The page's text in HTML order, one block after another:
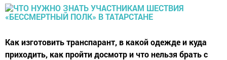
Как изготовить транспарант, в какой одежде и куда
приходить, как пройти досмотр и что нельзя брать с